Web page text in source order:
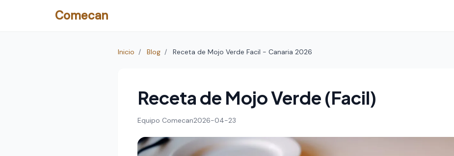
Comecan
Inicio / Blog / Receta de Mojo Verde Facil - Canaria 2026
Receta de Mojo Verde (Facil)
Equipo Comecan2026-04-23